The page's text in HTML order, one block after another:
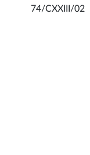
74/CXXIII/02